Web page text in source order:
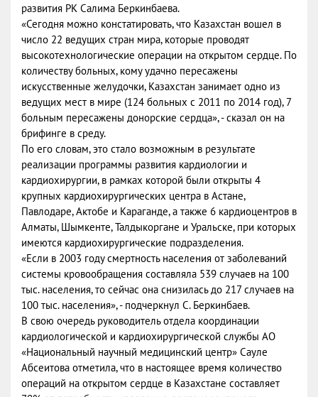
развития РК Салима Беркинбаева.
«Сегодня можно констатировать, что Казахстан вошел в
число 22 ведущих стран мира, которые проводят
высокотехнологические операции на открытом сердце. По
количеству больных, кому удачно пересажены
искусственные желудочки, Казахстан занимает одно из
ведущих мест в мире (124 больных с 2011 по 2014 год), 7
больным пересажены донорские сердца», - сказал он на
брифинге в среду.
По его словам, это стало возможным в результате
реализации программы развития кардиологии и
кардиохирургии, в рамках которой были открыты 4
крупных кардиохирургических центра в Астане,
Павлодаре, Актобе и Караганде, а также 6 кардиоцентров в
Алматы, Шымкенте, Талдыкоргане и Уральске, при которых
имеются кардиохирургические подразделения.
«Если в 2003 году смертность населения от заболеваний
системы кровообращения составляла 539 случаев на 100
тыс. населения, то сейчас она снизилась до 217 случаев на
100 тыс. населения», - подчеркнул С. Беркинбаев.
В свою очередь руководитель отдела координации
кардиологической и кардиохирургической службы АО
«Национальный научный медицинский центр» Сауле
Абсеитова отметила, что в настоящее время количество
операций на открытом сердце в Казахстане составляет